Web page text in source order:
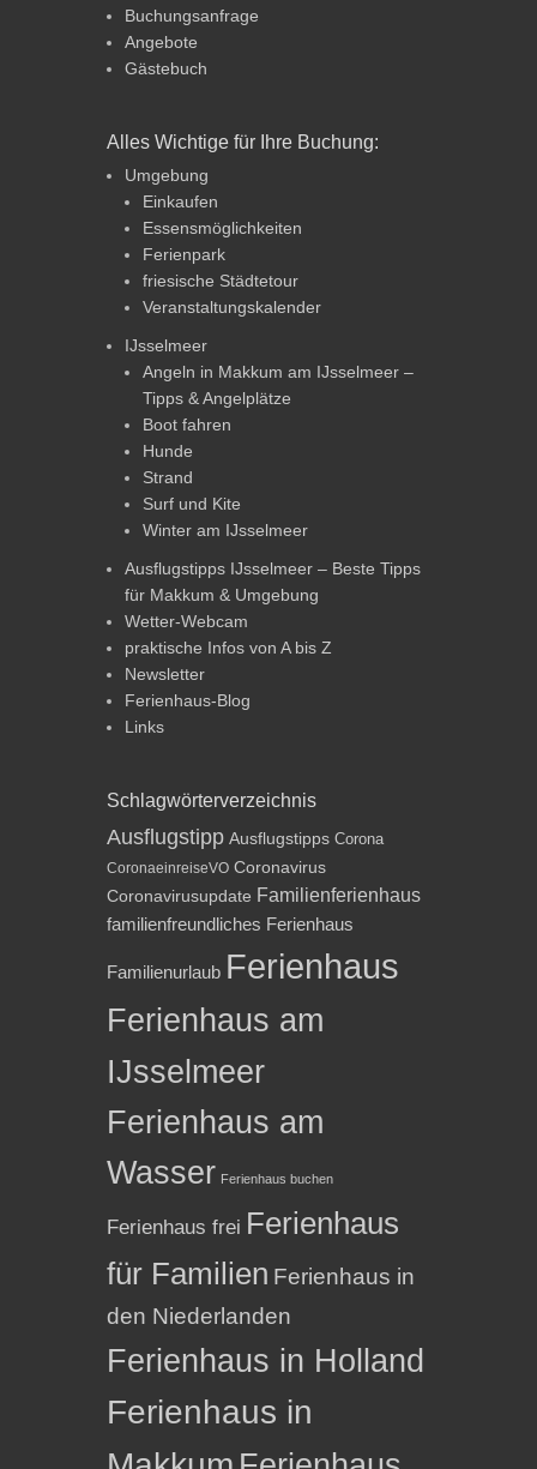
Buchungsanfrage
Angebote
Gästebuch
Alles Wichtige für Ihre Buchung:
Umgebung
Einkaufen
Essensmöglichkeiten
Ferienpark
friesische Städtetour
Veranstaltungskalender
IJsselmeer
Angeln in Makkum am IJsselmeer –
Tipps & Angelplätze
Boot fahren
Hunde
Strand
Surf und Kite
Winter am IJsselmeer
Ausflugstipps IJsselmeer – Beste Tipps
für Makkum & Umgebung
Wetter-Webcam
praktische Infos von A bis Z
Newsletter
Ferienhaus-Blog
Links
Schlagwörterverzeichnis
Ausflugstipp Ausflugstipps Corona
CoronaeinreiseVO Coronavirus
Coronavirusupdate Familienferienhaus
familienfreundliches Ferienhaus
Familienurlaub Ferienhaus
Ferienhaus am
IJsselmeer
Ferienhaus am
Wasser Ferienhaus buchen
Ferienhaus frei Ferienhaus
für Familien Ferienhaus in
den Niederlanden
Ferienhaus in Holland
Ferienhaus in